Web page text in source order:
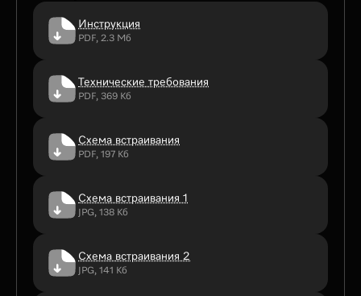
Инструкция
PDF, 2.3 Мб
Технические требования
PDF, 369 Кб
Схема встраивания
PDF, 197 Кб
Схема встраивания 1
JPG, 138 Кб
Схема встраивания 2
JPG, 141 Кб